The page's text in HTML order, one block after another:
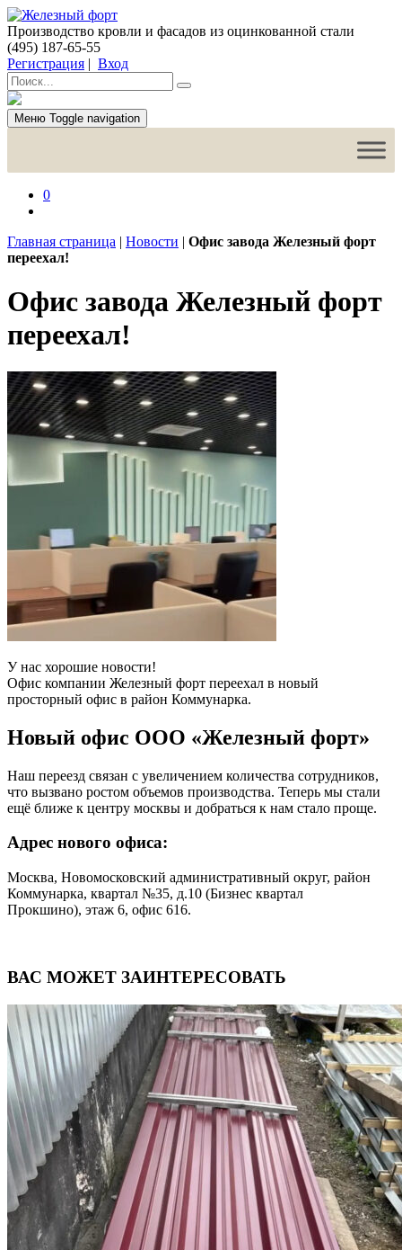
Производство кровли и фасадов из оцинкованной стали
(495) 187-65-55
Регистрация | Вход
Меню Toggle navigation
0
Главная страница | Новости | Офис завода Железный форт
переехал!
Офис завода Железный форт
переехал!
У нас хорошие новости!
Офис компании Железный форт переехал в новый
просторный офис в район Коммунарка.
Новый офис ООО «Железный форт»
Наш переезд связан с увеличением количества сотрудников,
что вызвано ростом объемов производства. Теперь мы стали
ещё ближе к центру москвы и добраться к нам стало проще.
Адрес нового офиса:
Москва, Новомосковский административный округ, район
Коммунарка, квартал №35, д.10 (Бизнес квартал
Прокшино), этаж 6, офис 616.
ВАС МОЖЕТ ЗАИНТЕРЕСОВАТЬ